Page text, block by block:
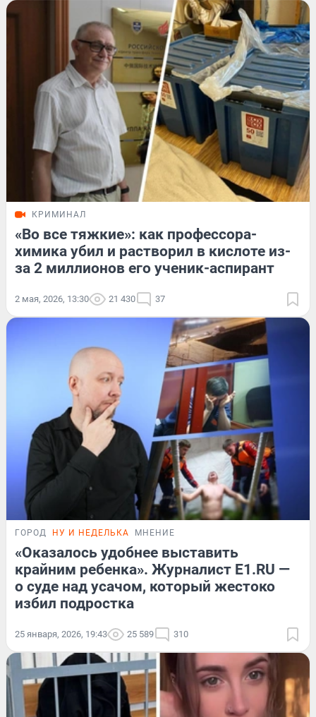
КРИМИНАЛ
«Во все тяжкие»: как профессора-
химика убил и растворил в кислоте из-
за 2 миллионов его ученик-аспирант
2 мая, 2026, 13:30 21 430 37
ГОРОД НУ И НЕДЕЛЬКА МНЕНИЕ
«Оказалось удобнее выставить
крайним ребенка». Журналист E1.RU —
о суде над усачом, который жестоко
избил подростка
25 января, 2026, 19:43 25 589 310